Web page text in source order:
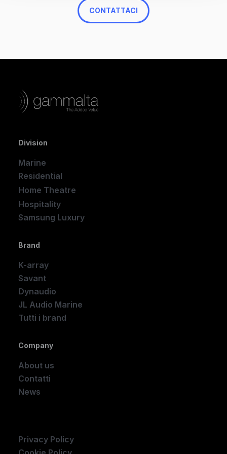
CONTATTACI
Division
Marine
Residential
Home Theatre
Hospitality
Samsung Luxury
Brand
K-array
Savant
Dynaudio
JL Audio Marine
Tutti i brand
Company
About us
Contatti
News
Privacy Policy